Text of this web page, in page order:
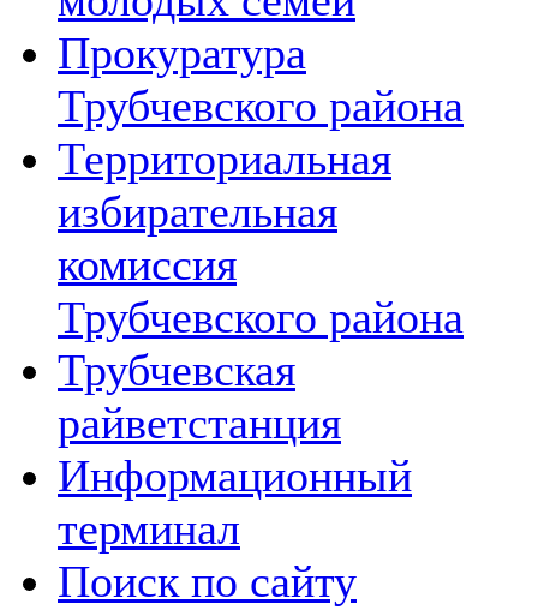
Прокуратура
Трубчевского района
Территориальная
избирательная
комиссия
Трубчевского района
Трубчевская
райветстанция
Информационный
терминал
Поиск по сайту